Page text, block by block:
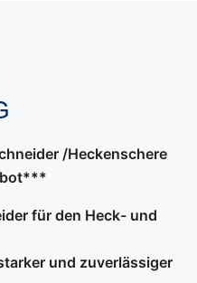
/Heckenschere
für den Heck- und
und zuverlässiger